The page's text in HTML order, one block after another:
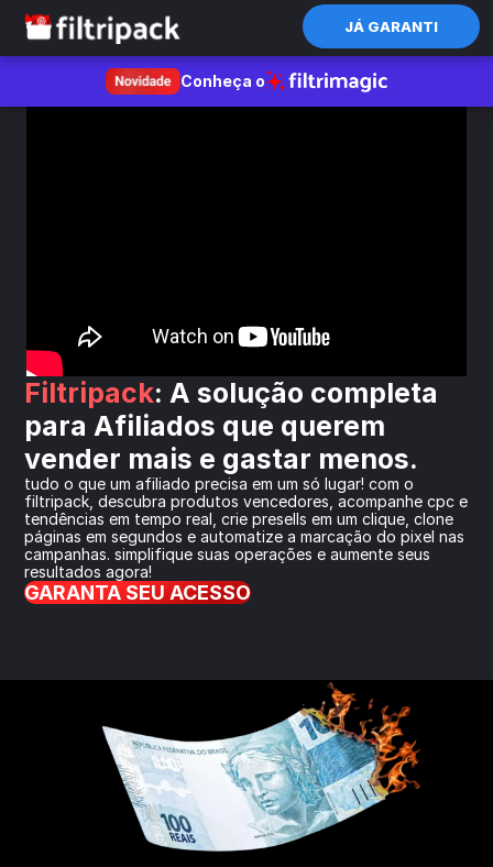
JÁ GARANTI
Conheça o
Filtripack: A solução completa
para Afiliados que querem
vender mais e gastar menos.
tudo o que um afiliado precisa em um só lugar! com o
filtripack, descubra produtos vencedores, acompanhe cpc e
tendências em tempo real, crie presells em um clique, clone
páginas em segundos e automatize a marcação do pixel nas
campanhas. simplifique suas operações e aumente seus
resultados agora!
GARANTA SEU ACESSO